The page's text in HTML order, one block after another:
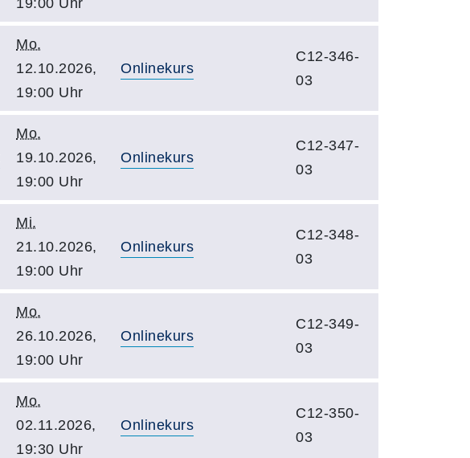
19:00 Uhr
Mo.
12.10.2026,
19:00 Uhr
Onlinekurs
C12-346-
03
Mo.
19.10.2026,
19:00 Uhr
Onlinekurs
C12-347-
03
Mi.
21.10.2026,
19:00 Uhr
Onlinekurs
C12-348-
03
Mo.
26.10.2026,
19:00 Uhr
Onlinekurs
C12-349-
03
Mo.
02.11.2026,
19:30 Uhr
Onlinekurs
C12-350-
03